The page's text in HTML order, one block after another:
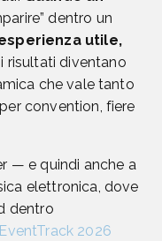
dentro un
utile,
i risultati diventano
che vale tanto
convention, fiere
— e quindi anche a
elettronica, dove
dentro
EventTrack 2026